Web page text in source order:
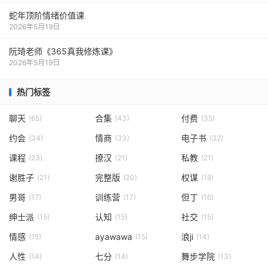
蛇年顶阶情绪价值课
2026年5月19日
阮琦老师《365真我修炼课》
2026年5月19日
热门标签
聊天 (65) 合集 (43) 付费 (35)
约会 (34) 情商 (33) 电子书 (32)
课程 (23) 撩汉 (21) 私教 (21)
谢胜子 (21) 完整版 (20) 权谋 (18)
男哥 (17) 训练营 (17) 但丁 (16)
绅士派 (15) 认知 (15) 社交 (15)
情感 (15) ayawawa (15) 浪ji (14)
人性 (14) 七分 (14) 舞步学院 (13)